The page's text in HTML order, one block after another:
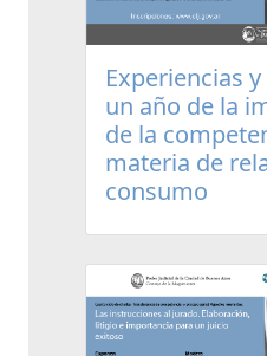
Experiencias
un año de la
de la
materia de
consumo